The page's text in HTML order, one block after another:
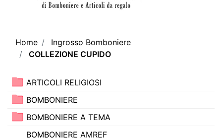
Home
Ingrosso Bomboniere
COLLEZIONE CUPIDO
ARTICOLI RELIGIOSI
BOMBONIERE
BOMBONIERE A TEMA
BOMBONIERE AMREF